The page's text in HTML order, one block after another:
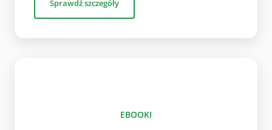
Sprawdź szczegóły
EBOOKI